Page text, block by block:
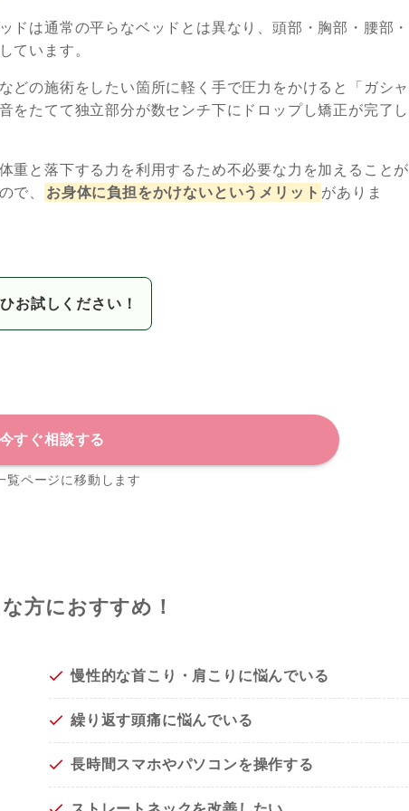
ドは通常の平らなベッドとは異なり、頭部・胸部・腰部・
ています。
どの施術をしたい箇所に軽く手で圧力をかけると「ガシャ
をたてて独立部分が数センチ下にドロップし矯正が完了し
重と落下する力を利用するため不必要な力を加えることが
で、
お身体に負担をかけないというメリット がありま
お試しください！
今すぐ相談する
覧ページに移動します
方におすすめ！
慢性的な首こり・肩こりに悩んでいる
繰り返す頭痛に悩んでいる
長時間スマホやパソコンを操作する